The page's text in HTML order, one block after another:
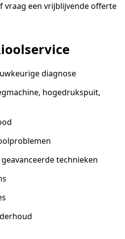
vraag een vrijblijvende offerte
diagnose
hogedrukspuit,
technieken